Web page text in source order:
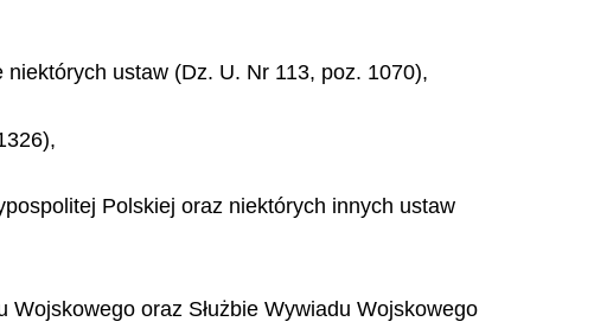
ustaw (Dz. U. Nr 113, poz. 1070),
Polskiej oraz niektórych innych ustaw
oraz Służbie Wywiadu Wojskowego